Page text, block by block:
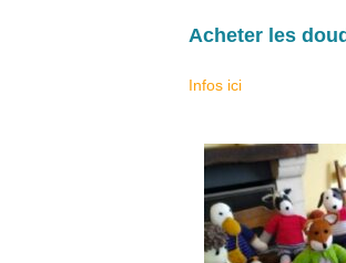
Acheter les
Infos ici